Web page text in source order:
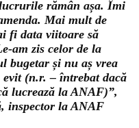
rămân așa. Îmi
Mai mult de
fi data viitoare să
am zis celor de la
bugetar și nu aș vrea
(n.r. – întrebat dacă
lucrează la ANAF)”,
inspector la ANAF